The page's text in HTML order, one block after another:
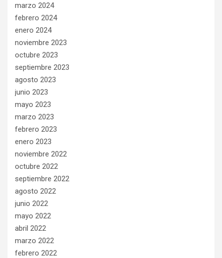
marzo 2024
febrero 2024
enero 2024
noviembre 2023
octubre 2023
septiembre 2023
agosto 2023
junio 2023
mayo 2023
marzo 2023
febrero 2023
enero 2023
noviembre 2022
octubre 2022
septiembre 2022
agosto 2022
junio 2022
mayo 2022
abril 2022
marzo 2022
febrero 2022